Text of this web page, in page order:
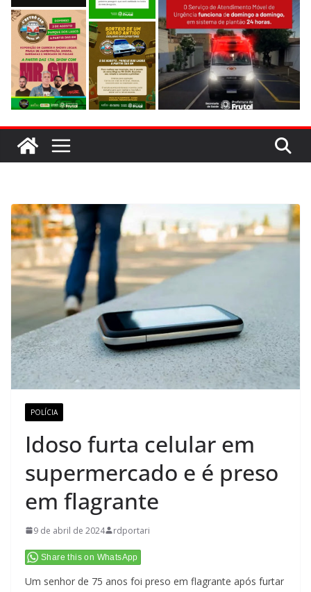
POLÍCIA
Idoso furta celular em
supermercado e é preso
em flagrante
9 de abril de 2024 rdportari
Share this on WhatsApp
Um senhor de 75 anos foi preso em flagrante após furtar